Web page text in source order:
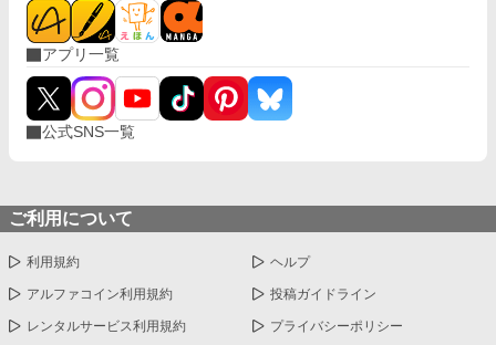
い予言を思い出す。前例のない魔法の潜在能力
を持つ子供が、来たるべき闇の王との戦いで重
要な役割を果たすという預言だ。ガンダルフ
る。 リリィは、自分の力が単なる魔法の習得以
上の意味を持つことを理解し始める。世界を変
く。奴隷だった少女が、世界を救う可能性を秘
者たちとの出会い、闇の勢力との戦い、そして
自身の運命との対峙。リリィの前には、困難に
満ちた道のりが待ち受けている。しかし、彼女
の中に眠る強大な力と、ガンダルフの導き、そ
アプリ一覧
公式SNS一覧
ご利用について
利用規約 ヘルプ
アルファコイン利用規約 投稿ガイドライン
レンタルサービス利用規約 プライバシーポリシー